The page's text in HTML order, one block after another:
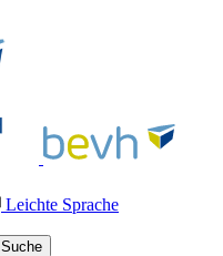
Leichte Sprache
Suche